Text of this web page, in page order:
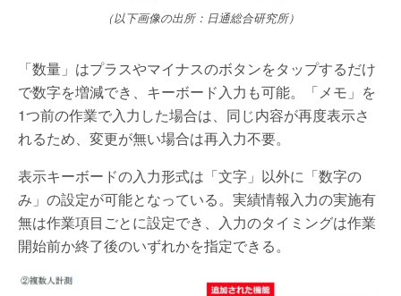
（以下画像の出所：日通総合研究所）
「数量」はプラスやマイナスのボタンをタップするだけ
で数字を増減でき、キーボード入力も可能。「メモ」を
1つ前の作業で入力した場合は、同じ内容が再度表示さ
れるため、変更が無い場合は再入力不要。
表示キーボードの入力形式は「文字」以外に「数字の
み」の設定が可能となっている。実績情報入力の実施有
無は作業項目ごとに設定でき、入力のタイミングは作業
開始前か終了後のいずれかを指定できる。